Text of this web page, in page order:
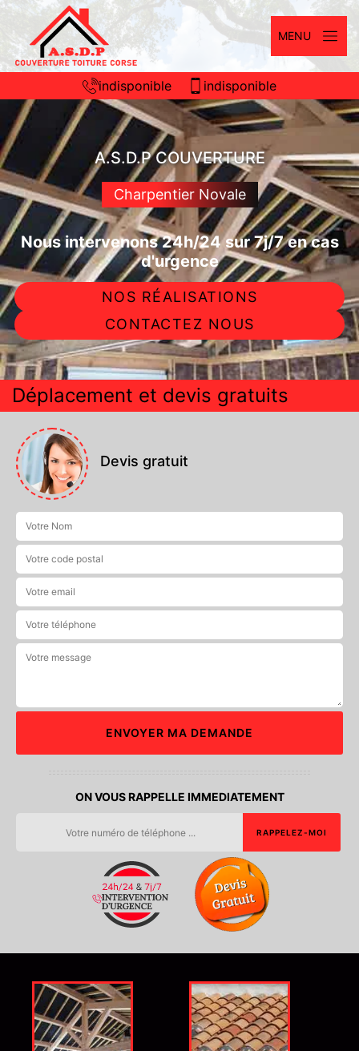
MENU
indisponible indisponible
A.S.D.P COUVERTURE
Charpentier Novale
Nous intervenons 24h/24 sur 7j/7 en cas
d'urgence
NOS RÉALISATIONS
CONTACTEZ NOUS
Déplacement et devis gratuits
Devis gratuit
ON VOUS RAPPELLE IMMEDIATEMENT